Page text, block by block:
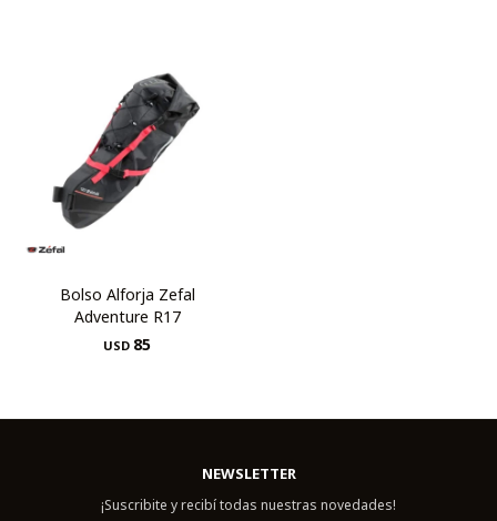
Bolso Alforja Zefal
Adventure R17
USD 85
NEWSLETTER
¡Suscribite y recibí todas nuestras novedades!